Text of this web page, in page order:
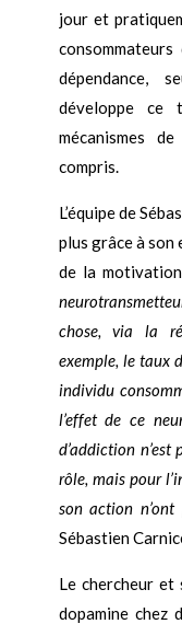
jour et
dépendance,
développe
mécanismes
compris.
L’équipe de
plus grâce à
de la
chose, via la
exemple, le taux
individu
l’effet de ce
d’addiction
rôle, mais pour
son action n’ont
Sébastien
Le chercheur et
dopamine chez